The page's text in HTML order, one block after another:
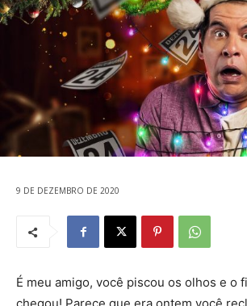
9 DE DEZEMBRO DE 2020
É meu amigo, você piscou os olhos e o